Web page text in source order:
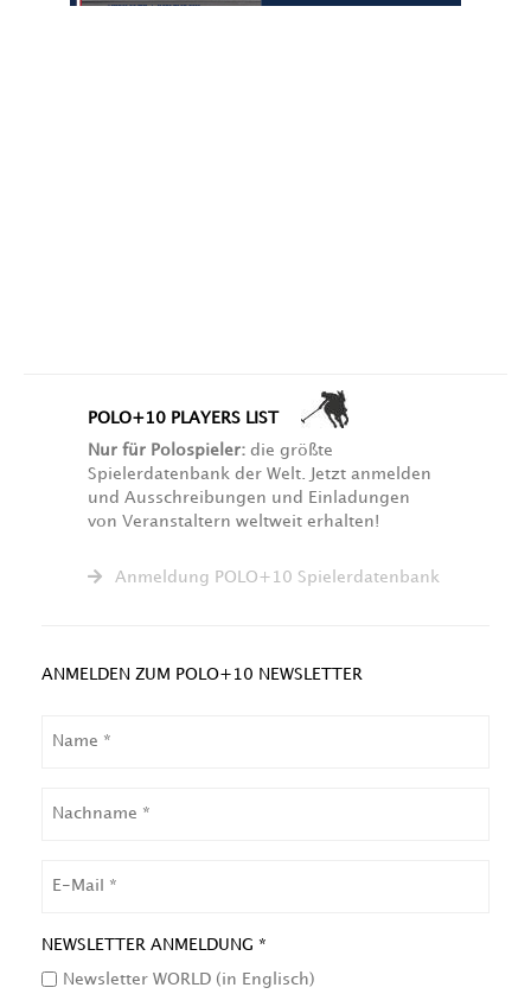
POLO+10 PLAYERS LIST
Nur für Polospieler: die größte
Spielerdatenbank der Welt. Jetzt anmelden
und Ausschreibungen und Einladungen
von Veranstaltern weltweit erhalten!
Anmeldung POLO+10 Spielerdatenbank
ANMELDEN ZUM POLO+10 NEWSLETTER
NEWSLETTER ANMELDUNG *
Newsletter WORLD (in Englisch)